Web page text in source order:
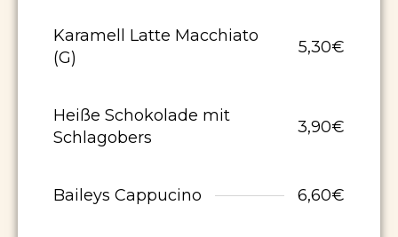
Karamell Latte Macchiato
(G)
5,30€
Heiße Schokolade mit
Schlagobers
3,90€
Baileys Cappucino 6,60€